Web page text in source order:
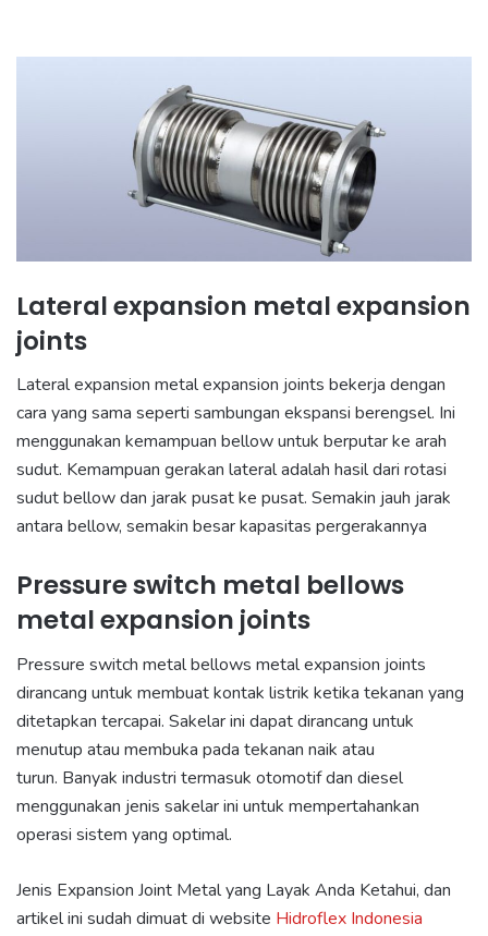
Lateral expansion metal expansion
joints
Lateral expansion metal expansion joints bekerja dengan
cara yang sama seperti sambungan ekspansi berengsel. Ini
menggunakan kemampuan bellow untuk berputar ke arah
sudut. Kemampuan gerakan lateral adalah hasil dari rotasi
sudut bellow dan jarak pusat ke pusat. Semakin jauh jarak
antara bellow, semakin besar kapasitas pergerakannya
Pressure switch metal bellows
metal expansion joints
Pressure switch metal bellows metal expansion joints
dirancang untuk membuat kontak listrik ketika tekanan yang
ditetapkan tercapai. Sakelar ini dapat dirancang untuk
menutup atau membuka pada tekanan naik atau
turun. Banyak industri termasuk otomotif dan diesel
menggunakan jenis sakelar ini untuk mempertahankan
operasi sistem yang optimal.
Jenis Expansion Joint Metal yang Layak Anda Ketahui, dan
artikel ini sudah dimuat di website Hidroflex Indonesia